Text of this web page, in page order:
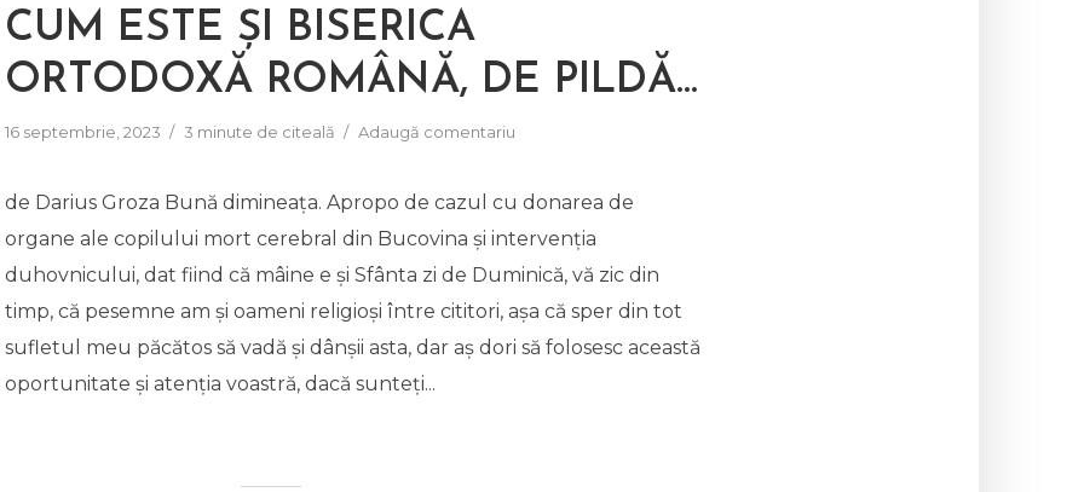
CUM ESTE ȘI BISERICA
ORTODOXĂ ROMÂNĂ, DE PILDĂ…
16 septembrie, 2023 3 minute de citeală Adaugă comentariu
de Darius Groza Bună dimineața. Apropo de cazul cu donarea de
organe ale copilului mort cerebral din Bucovina și intervenția
duhovnicului, dat fiind că mâine e și Sfânta zi de Duminică, vă zic din
timp, că pesemne am și oameni religioși între cititori, așa că sper din tot
sufletul meu păcătos să vadă și dânșii asta, dar aș dori să folosesc această
oportunitate și atenția voastră, dacă sunteți...